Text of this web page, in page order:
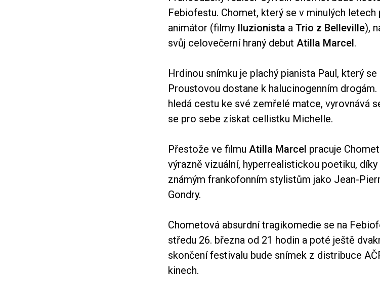
Febiofestu. Chomet, který se v minulých
animátor (filmy Iluzionista a Trio z Belleville),
svůj celovečerní hraný debut Atilla Marcel.
Hrdinou snímku je plachý pianista Paul, který
Proustovou dostane k halucinogenním
hledá cestu ke své zemřelé matce, vyrovnává
se pro sebe získat cellistku Michelle.
Přestože ve filmu Atilla Marcel pracuje
výrazně vizuální, hyperrealistickou poetiku,
známým frankofonním stylistům jako Jean-
Gondry.
Chometová absurdní tragikomedie se na
středu 26. března od 21 hodin a poté ještě
skončení festivalu bude snímek z distribuce
kinech.